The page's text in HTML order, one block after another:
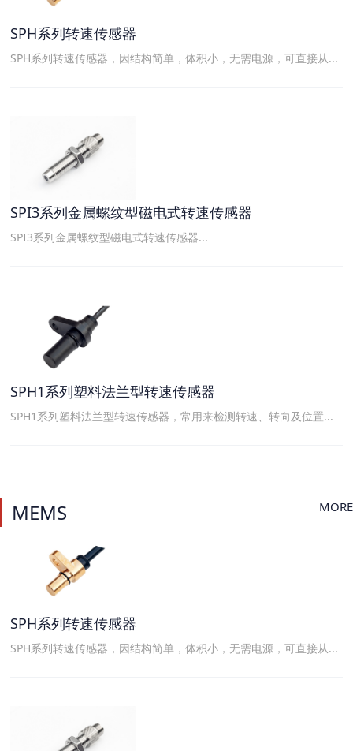
SPH系列转速传感器
SPH系列转速传感器，因结构简单，体积小，无需电源，可直接从...
SPI3系列金属螺纹型磁电式转速传感器
SPI3系列金属螺纹型磁电式转速传感器...
SPH1系列塑料法兰型转速传感器
SPH1系列塑料法兰型转速传感器，常用来检测转速、转向及位置...
MEMS MORE
SPH系列转速传感器
SPH系列转速传感器，因结构简单，体积小，无需电源，可直接从...